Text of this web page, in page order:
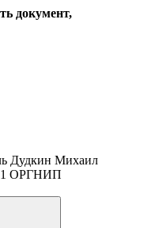
документ,
Дудкин Михаил
ОРГНИП